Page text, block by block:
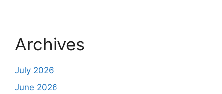
Archives
July 2026
June 2026